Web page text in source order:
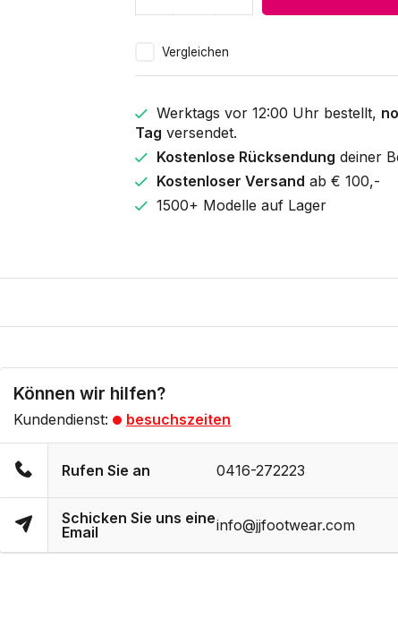
Vergleichen
Werktags vor 12:00 Uhr bestellt,
Tag versendet.
Kostenlose Rücksendung deiner
Kostenloser Versand ab € 100,-
1500+ Modelle auf Lager
Können wir hilfen?
Kundendienst: besuchszeiten
Rufen Sie an 0416-272223
Schicken Sie uns eine
Email
info@jjfootwear.com